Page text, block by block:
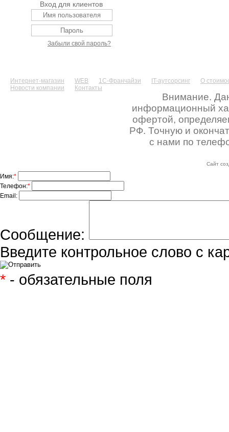
Вход для клиентов
Забыли свой пароль?
Интернет-магазин WEB 1С-Франчайзи IT-аутсорсинг
О
Новости компании
Контакты
Внимание.
информационный
офертой,
РФ. Точную и
с нами по
Сайт
Имя:*
Телефон:*
Email:
Сообщение:
Введите контрольное слово с
* - обязательные поля